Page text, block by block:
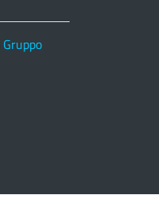
Gruppo